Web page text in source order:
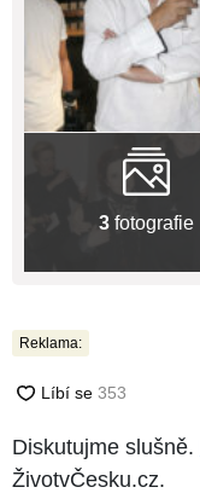
3 fotografie
Reklama:
Diskutujme slušně.
ŽivotvČesku.cz.